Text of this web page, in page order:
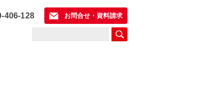
406-128 お問合せ・資料請求